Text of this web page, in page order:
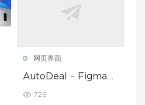
网页界面
AutoDeal – Figma
和挂牌
726